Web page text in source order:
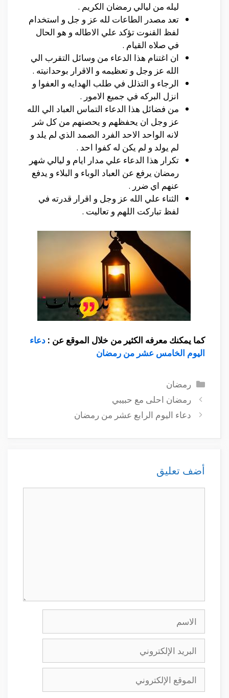
ليله من ليالي رمضان الكريم .
تعد مصدر الطاعات لله عز و جل و استخدام
لفظ القنوت تؤكد علي الاطاله و هو الحال
في صلاه القيام .
ان اغتنام هذا الدعاء من وسائل التقرب الي
الله عز وجل و تعظيمه و الاقرار بوحدانيته .
الرجاء و التذلل في طلب الهدايه و العفوا و
انزل البركه في جميع الامور .
من فضائل هذا الدعاء التماس العباد الي الله
عز وجل ان يحفظهم و يحصنهم من كل شر
لانه الواحد الاحد الفرد الصمد الذي لم يلد و
لم يولد و لم يكن له كفوا احد .
تكرار هذا الدعاء علي مدار ايام و ليالي شهر
رمضان يرفع عن العباد الوباء و البلاء و يدفع
عنهم اي ضرر .
الثناء علي الله عز وجل و اقرار قدرته في
لفظ تباركت اللهم و تعاليت .
كما يمكنك معرفه الكثير من خلال الموقع عن : دعاء
اليوم الخامس عشر من رمضان
التصنيفات
رمضان
رمضان احلى مع حبيبي
دعاء اليوم الرابع عشر من رمضان
أضف تعليق
الاسم
البريد
الإلكتروني
الموقع
الإلكتروني